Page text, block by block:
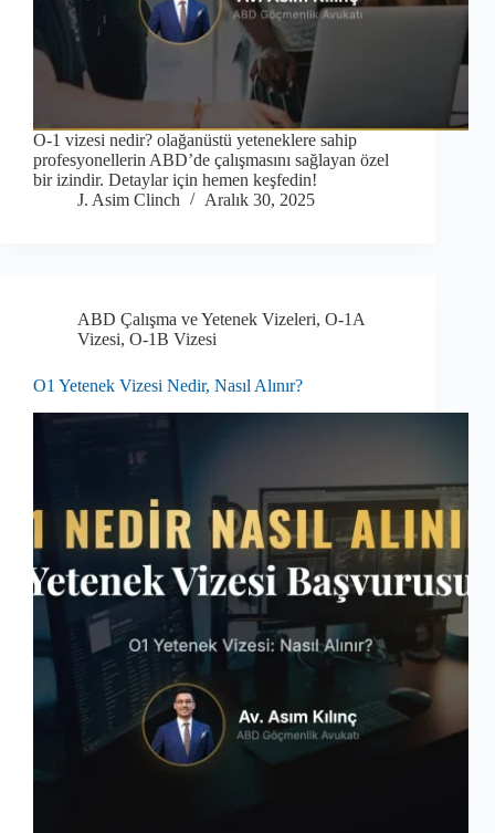
O-1 vizesi nedir? olağanüstü yeteneklere sahip
profesyonellerin ABD’de çalışmasını sağlayan özel
bir izindir. Detaylar için hemen keşfedin!
J. Asim Clinch
Aralık 30, 2025
ABD Çalışma ve Yetenek Vizeleri, O-1A
Vizesi, O-1B Vizesi
O1 Yetenek Vizesi Nedir, Nasıl Alınır?